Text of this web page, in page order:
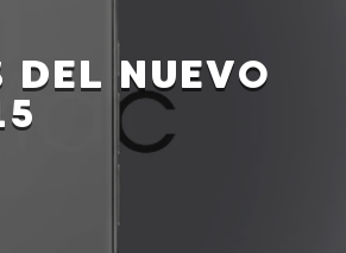
DEL NUEVO